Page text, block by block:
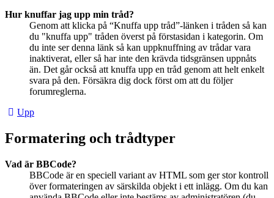
Hur knuffar jag upp min tråd?
Genom att klicka på “Knuffa upp tråd”-länken i tråden så kan
du "knuffa upp" tråden överst på förstasidan i kategorin. Om
du inte ser denna länk så kan uppknuffning av trådar vara
inaktiverat, eller så har inte den krävda tidsgränsen uppnåts
än. Det går också att knuffa upp en tråd genom att helt enkelt
svara på den. Försäkra dig dock först om att du följer
forumreglerna.
Upp
Formatering och trådtyper
Vad är BBCode?
BBCode är en speciell variant av HTML som ger stor kontroll
över formateringen av särskilda objekt i ett inlägg. Om du kan